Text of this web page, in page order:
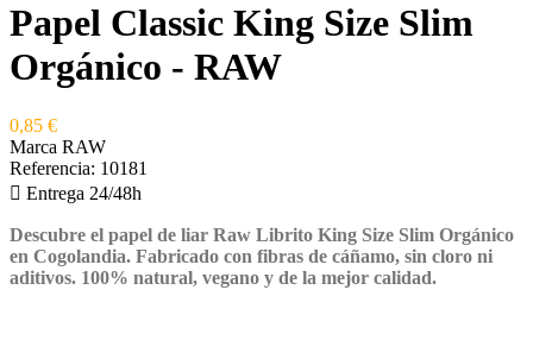
Papel Classic King Size Slim
Orgánico - RAW
0,85 €
Marca RAW
Referencia: 10181
 Entrega 24/48h
Descubre el papel de liar Raw Librito King Size Slim Orgánico
en Cogolandia. Fabricado con fibras de cáñamo, sin cloro ni
aditivos. 100% natural, vegano y de la mejor calidad.